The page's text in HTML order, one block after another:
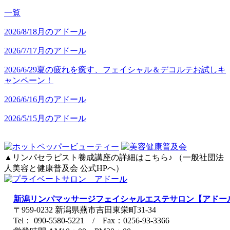
一覧
2026/8/18月のアドール
2026/7/1 7月のアドール
2026/6/29夏の疲れを癒す、フェイシャル＆デコルテお試しキ
ャンペーン！
2026/6/16月のアドール
2026/5/1 5月のアドール
▲リンパセラピスト養成講座の詳細はこちら♪ （一般社団法
人美容と健康普及会 公式HPへ）
新潟リンパマッサージフェイシャルエステサロン【アドー
〒959-0232 新潟県燕市吉田東栄町31-34
Tel： 090-5580-5221 / Fax：0256-93-3366